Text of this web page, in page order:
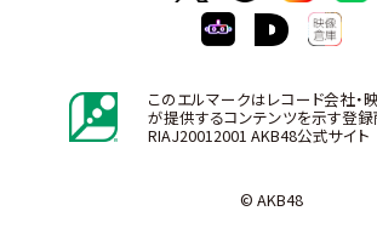
このエルマークはレコード会社・
が提供するコンテンツを示す登録
RIAJ20012001 AKB48公式サイト
© AKB48